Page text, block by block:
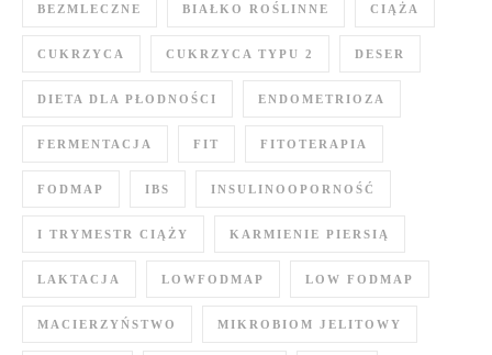
BEZMLECZNE BIAŁKO ROŚLINNE CIĄŻA
CUKRZYCA CUKRZYCA TYPU 2 DESER
DIETA DLA PŁODNOŚCI ENDOMETRIOZA
FERMENTACJA FIT FITOTERAPIA
FODMAP IBS INSULINOOPORNOŚĆ
I TRYMESTR CIĄŻY KARMIENIE PIERSIĄ
LAKTACJA LOWFODMAP LOW FODMAP
MACIERZYŃSTWO MIKROBIOM JELITOWY